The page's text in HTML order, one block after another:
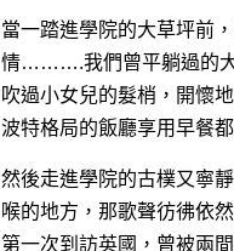
當一踏進學院的大草坪前
情……….我們曾平躺過的大
吹過小女兒的髮梢，開懷
波特格局的飯廳享用早餐
然後走進學院的古樸又寧
喉的地方，那歌聲彷彿依
第一次到訪英國，曾被兩